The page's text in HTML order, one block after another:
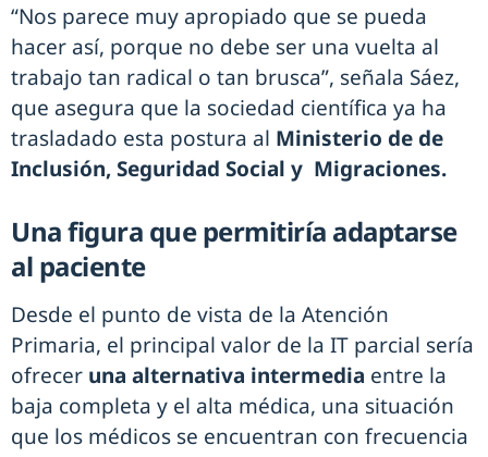
“Nos parece muy apropiado que se pueda
hacer así, porque no debe ser una vuelta al
trabajo tan radical o tan brusca”, señala Sáez,
que asegura que la sociedad científica ya ha
trasladado esta postura al Ministerio de de
Inclusión, Seguridad Social y Migraciones.
Una figura que permitiría adaptarse
al paciente
Desde el punto de vista de la Atención
Primaria, el principal valor de la IT parcial sería
ofrecer una alternativa intermedia entre la
baja completa y el alta médica, una situación
que los médicos se encuentran con frecuencia